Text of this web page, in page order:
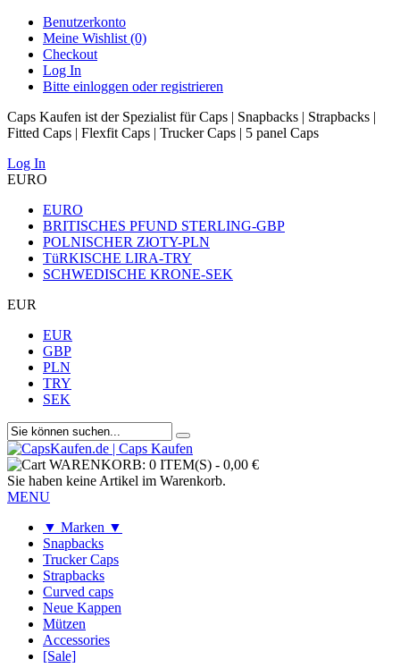
Benutzerkonto
Meine Wishlist (0)
Checkout
Log In
Bitte einloggen oder registrieren
Caps Kaufen ist der Spezialist für Caps | Snapbacks | Strapbacks |
Fitted Caps | Flexfit Caps | Trucker Caps | 5 panel Caps
Log In
EURO
EURO
BRITISCHES PFUND STERLING-GBP
POLNISCHER ZłOTY-PLN
TüRKISCHE LIRA-TRY
SCHWEDISCHE KRONE-SEK
EUR
EUR
GBP
PLN
TRY
SEK
WARENKORB: 0 ITEM(S) - 0,00 €
Sie haben keine Artikel im Warenkorb.
MENU
▼ Marken ▼
Snapbacks
Trucker Caps
Strapbacks
Curved caps
Neue Kappen
Mützen
Accessories
[Sale]